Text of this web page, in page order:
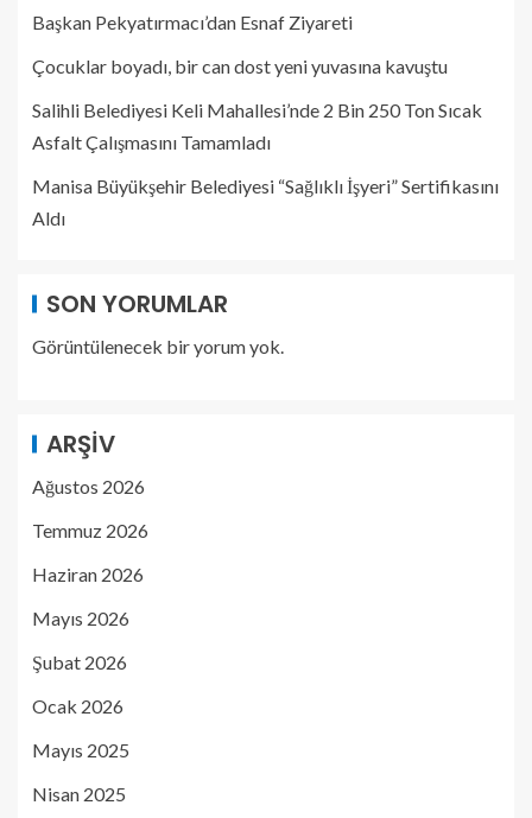
Başkan Pekyatırmacı’dan Esnaf Ziyareti
Çocuklar boyadı, bir can dost yeni yuvasına kavuştu
Salihli Belediyesi Keli Mahallesi’nde 2 Bin 250 Ton Sıcak
Asfalt Çalışmasını Tamamladı
Manisa Büyükşehir Belediyesi “Sağlıklı İşyeri” Sertifikasını
Aldı
SON YORUMLAR
Görüntülenecek bir yorum yok.
ARŞIV
Ağustos 2026
Temmuz 2026
Haziran 2026
Mayıs 2026
Şubat 2026
Ocak 2026
Mayıs 2025
Nisan 2025